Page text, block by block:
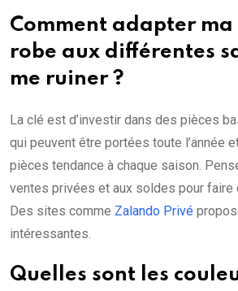
Comment adapter
robe aux différentes
me ruiner ?
La clé est d’investir dans des pièces
qui peuvent être portées toute l’année
pièces tendance à chaque saison.
ventes privées et aux soldes pour faire
Des sites comme Zalando Privé
intéressantes.
Quelles sont les